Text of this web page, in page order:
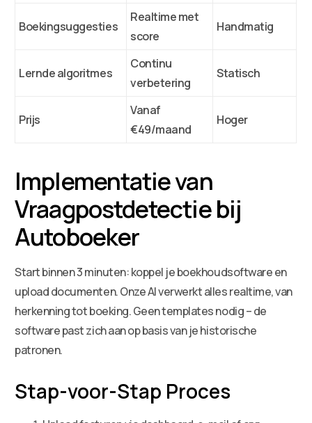
Boekingsuggesties
Realtime met
score
Handmatig
Lernde algoritmes
Continu
verbetering
Statisch
Prijs
Vanaf
€49/maand
Hoger
Implementatie van
Vraagpostdetectie bij
Autoboeker
Start binnen 3 minuten: koppel je boekhoudsoftware en
upload documenten. Onze AI verwerkt alles realtime, van
herkenning tot boeking. Geen templates nodig – de
software past zich aan op basis van je historische
patronen.
Stap-voor-Stap Proces